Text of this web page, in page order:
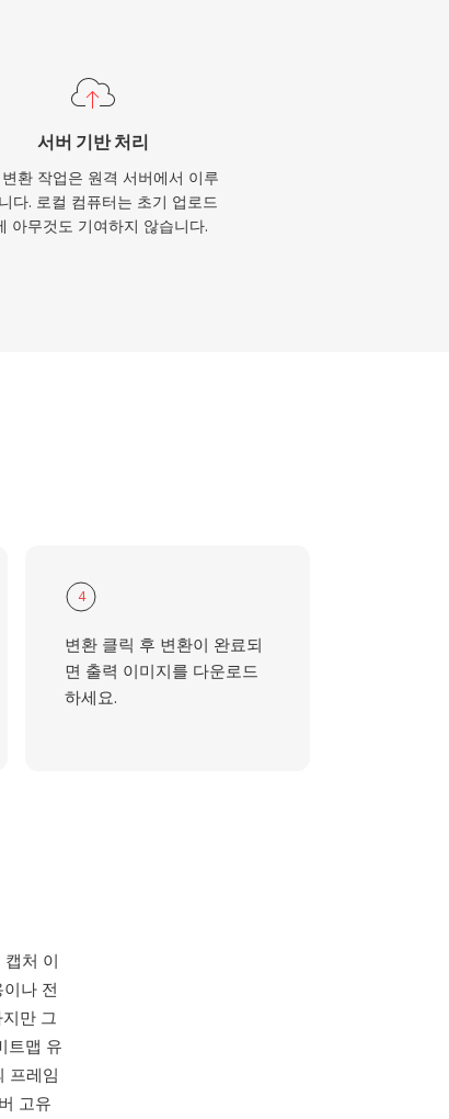
서버 기반 처리
환 작업은 원격 서버에서 이루
다. 로컬 컴퓨터는 초기 업로드
아무것도 기여하지 않습니다.
4
변환 클릭 후 변환이 완료되
면 출력 이미지를 다운로드
하세요.
처 이
나 전
만 그
트맵 유
프레임
고유